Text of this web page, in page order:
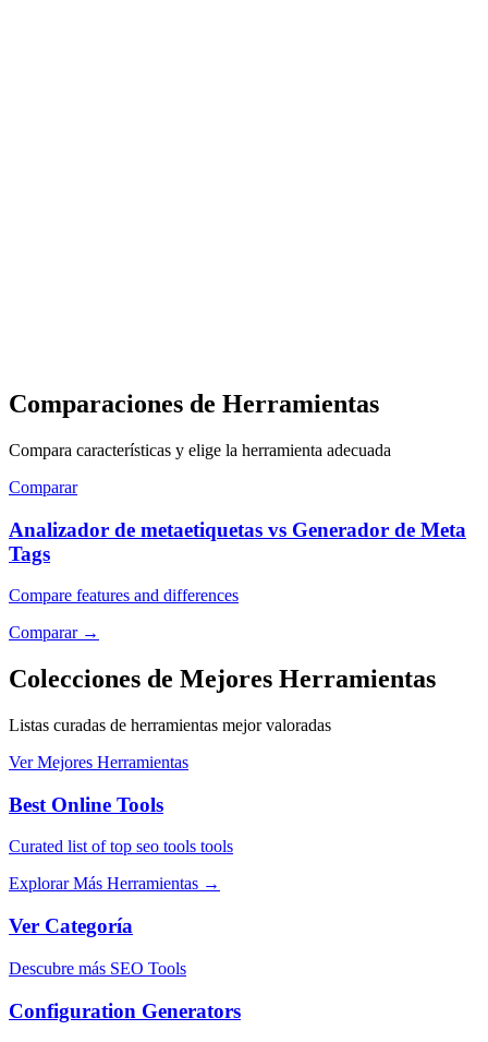
Comparaciones de Herramientas
Compara características y elige la herramienta adecuada
Comparar
Analizador de metaetiquetas vs Generador de Meta
Tags
Compare features and differences
Comparar→
Colecciones de Mejores Herramientas
Listas curadas de herramientas mejor valoradas
Ver Mejores Herramientas
Best Online Tools
Curated list of top seo tools tools
Explorar Más Herramientas →
Ver Categoría
Descubre más SEO Tools
Configuration Generators